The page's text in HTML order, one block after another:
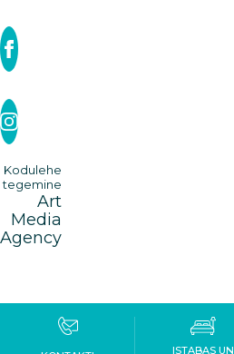
Kodulehe
tegemine
Art
Media
Agency
ISTABAS UN